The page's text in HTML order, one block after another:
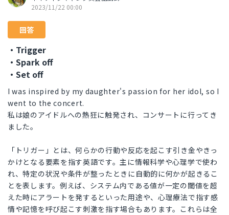
2023/11/22 00:00
回答
・Trigger
・Spark off
・Set off
I was inspired by my daughter's passion for her idol, so I
went to the concert.
私は娘のアイドルへの熱狂に触発され、コンサートに行ってき
ました。
「トリガー」とは、何らかの行動や反応を起こす引き金やきっ
かけとなる要素を指す英語です。主に情報科学や心理学で使わ
れ、特定の状況や条件が整ったときに自動的に何かが起きるこ
とを表します。例えば、システム内である値が一定の閾値を超
えた時にアラートを発するといった用途や、心理療法で指す感
情や記憶を呼び起こす刺激を指す場合もあります。これらは全